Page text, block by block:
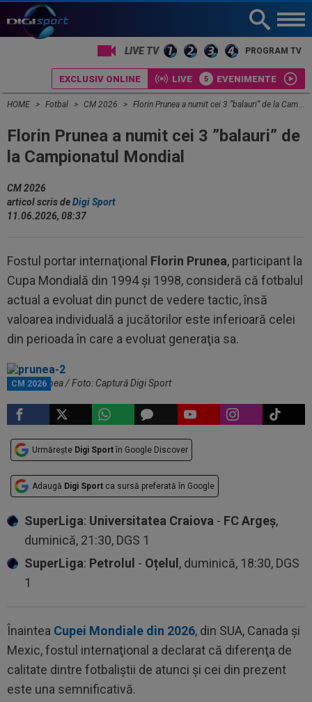
PROGRAM TV
EXCLUSIV ONLINE LIVE EVENIMENTE
HOME Fotbal CM 2026 Florin Prunea a numit cei 3 ”balauri” de la Campionatul Mondial
Florin Prunea a numit cei 3 ”balauri” de
la Campionatul Mondial
CM 2026
articol scris deDigi Sport
11.06.2026, 08:37
Fostul portar internaţional Florin Prunea, participant la
Cupa Mondială din 1994 şi 1998, consideră că fotbalul
actual a evoluat din punct de vedere tactic, însă
valoarea individuală a jucătorilor este inferioară celei
din perioada în care a evoluat generaţia sa.
CM 2026
Florin Prunea / Foto: Captură Digi Sport
Urmărește Digi Sport în Google Discover
Adaugă Digi Sport ca sursă preferată în Google
SuperLiga: Universitatea Craiova - FC Argeș,
duminică, 21:30, DGS 1
SuperLiga: Petrolul - Oțelul , duminică, 18:30, DGS
1
Înaintea Cupei Mondiale din 2026, din SUA, Canada şi
Mexic, fostul internaţional a declarat că diferenţa de
calitate dintre fotbaliştii de atunci şi cei din prezent
este una semnificativă.